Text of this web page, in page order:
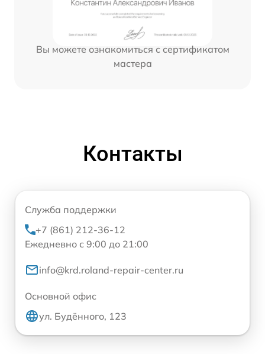
Вы можете ознакомиться с сертификатом
мастера
Контакты
Служба поддержки
+7 (861) 212-36-12
Ежедневно с 9:00 до 21:00
info@krd.roland-repair-center.ru
Основной офис
ул. Будённого, 123